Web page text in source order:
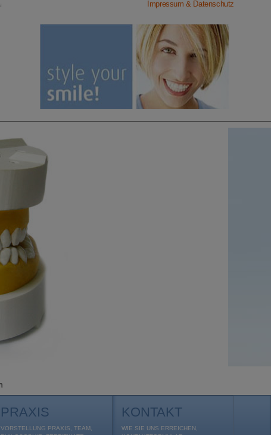
Impressum & Datenschutz
PRAXIS
VORSTELLUNG PRAXIS, TEAM,
KONTAKT
WIE SIE UNS ERREICHEN,